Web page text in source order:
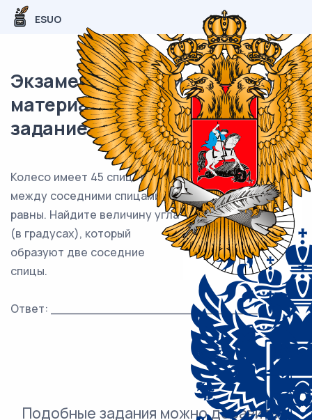
ESUO
Экзаменационный (типовой)
материал ЕГЭ / База / 10
задание / 100
Колесо имеет 45 спиц. Углы
между соседними спицами
равны. Найдите величину угла
(в градусах), который
образуют две соседние
спицы.
Ответ: ___________________________.
Подобные задания можно добавить в